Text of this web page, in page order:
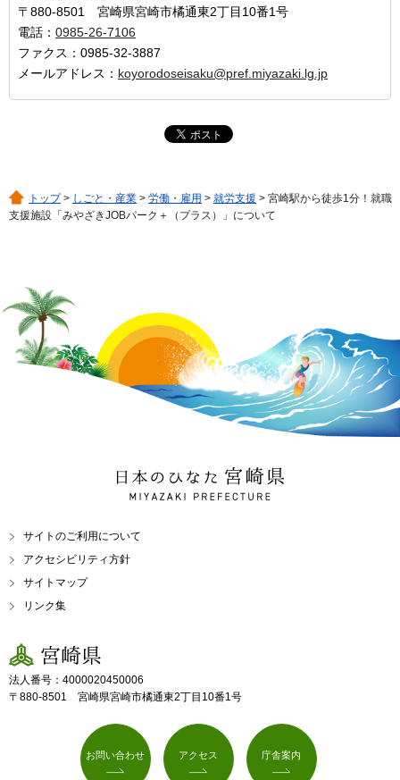
〒880-8501 宮崎県宮崎市橘通東2丁目10番1号
電話： 0985-26-7106
ファクス：0985-32-3887
メールアドレス： koyorodoseisaku@pref.miyazaki.lg.jp
トップ> しごと・産業 > 労働・雇用 > 就労支援 > 宮崎駅から徒歩1分！就職
支援施設「みやざきJOBパーク＋（プラス）」について
日本のひなた 宮崎県
MIYAZAKI PREFECTURE
サイトのご利用について
アクセシビリティ方針
サイトマップ
リンク集
宮崎県
法人番号：4000020450006
〒880-8501 宮崎県宮崎市橘通東2丁目10番1号
お問い合わせ アクセス 庁舎案内